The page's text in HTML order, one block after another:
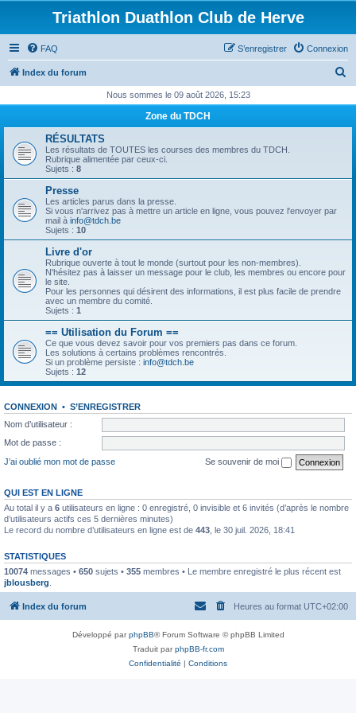
Triathlon Duathlon Club de Herve
FAQ Connexion
S’enregistrer
Index du forum
h
r
Nous sommes le 09 août 2026, 15:23
Zone du TDCH
RÉSULTATS
Les résultats de TOUTES les courses des membres du TDCH.
Rubrique alimentée par ceux-ci.
Sujets : 8
Presse
Les articles parus dans la presse.
Si vous n'arrivez pas à mettre un article en ligne, vous pouvez l'envoyer par
mail à info@tdch.be
Sujets : 10
Livre d'or
Rubrique ouverte à tout le monde (surtout pour les non-membres).
N'hésitez pas à laisser un message pour le club, les membres ou encore pour
le site.
Pour les personnes qui désirent des informations, il est plus facile de prendre
avec un membre du comité.
Sujets : 1
== Utilisation du Forum ==
Ce que vous devez savoir pour vos premiers pas dans ce forum.
Les solutions à certains problèmes rencontrés.
Si un problème persiste : info@tdch.be
Sujets : 12
CONNEXION • S’ENREGISTRER
Nom d’utilisateur :
Mot de passe :
J’ai oublié mon mot de passe
Se souvenir de moi
QUI EST EN LIGNE
Au total il y a 6 utilisateurs en ligne : 0 enregistré, 0 invisible et 6 invités (d’après le nombre
d’utilisateurs actifs ces 5 dernières minutes)
Le record du nombre d’utilisateurs en ligne est de 443 , le 30 juil. 2026, 18:41
STATISTIQUES
10074 messages • 650 sujets • 355 membres • Le membre enregistré le plus récent est
jblousberg
Index du forum Heures au format UTC+02:00
Développé parphpBB® Forum Software © phpBB Limited
Traduit parphpBB-fr.com
Confidentialité | Conditions